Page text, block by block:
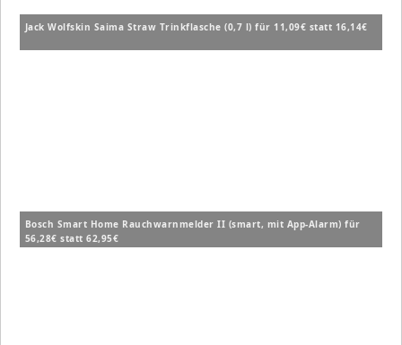
Jack Wolfskin Saima Straw Trinkflasche (0,7 l) für 11,09€ statt 16,14€
Bosch Smart Home Rauchwarnmelder II (smart, mit App-Alarm) für
56,28€ statt 62,95€